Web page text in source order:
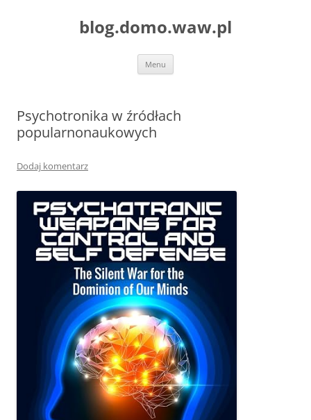
blog.domo.waw.pl
Menu
Psychotronika w źródłach
popularnonaukowych
Dodaj komentarz